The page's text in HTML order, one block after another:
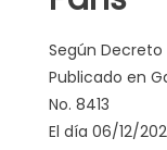
en escuela de
Según
Publicado en
No. 8413
El día 06/12/